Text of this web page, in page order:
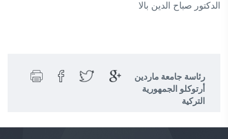
الدكتور صباح الدين بالا
رئاسة جامعة ماردين
أرتوكلو الجمهورية
التركية